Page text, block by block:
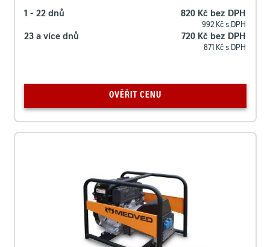
1 - 22 dnů 820 Kč bez DPH
992 Kč s DPH
23 a více dnů 720 Kč bez DPH
871 Kč s DPH
OVĚŘIT CENU